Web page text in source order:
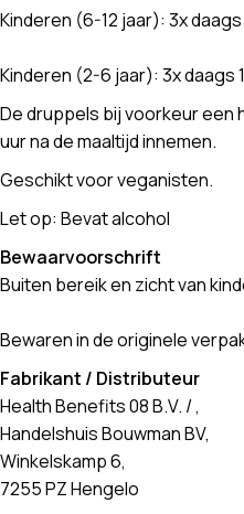
Kinderen (6-12 jaar): 3x
Kinderen (2-6 jaar): 3x daags
De druppels bij voorkeur een
uur na de maaltijd innemen.
Geschikt voor veganisten.
Let op: Bevat alcohol
Bewaarvoorschrift
Buiten bereik en zicht van
Bewaren in de originele
Fabrikant / Distributeur
Health Benefits 08 B.V. / ,
Handelshuis Bouwman BV,
Winkelskamp 6,
7255 PZ Hengelo